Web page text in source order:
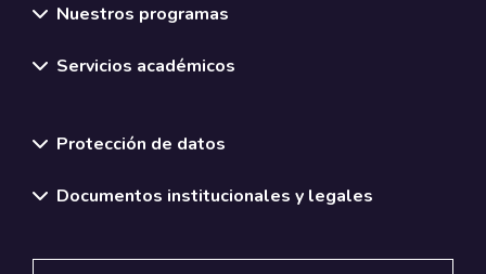
Nuestros programas
Servicios académicos
Protección de datos
Documentos institucionales y legales